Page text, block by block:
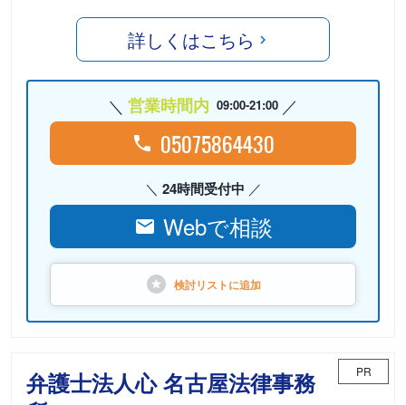
詳しくはこちら
営業時間内 09:00-21:00
05075864430
24時間受付中
Webで相談
検討リストに追加
弁護士法人心 名古屋法律事務
PR